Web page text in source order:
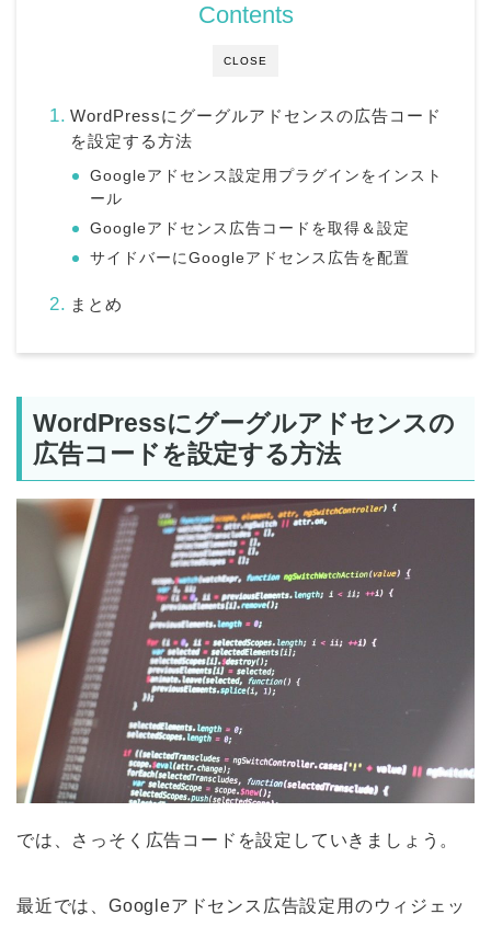
CLOSE
Contents
WordPressにグーグルアドセンスの広告コード
を設定する方法
Googleアドセンス設定用プラグインをインスト
ール
Googleアドセンス広告コードを取得＆設定
サイドバーにGoogleアドセンス広告を配置
まとめ
WordPressにグーグルアドセンスの
広告コードを設定する方法
では、さっそく広告コードを設定していきましょう。
最近では、Googleアドセンス広告設定用のウィジェッ